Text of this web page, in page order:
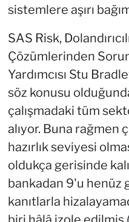
sistemlere aşırı
SAS Risk,
Çözümlerinden
Yardımcısı Stu
söz konusu
çalışmadaki tüm
alıyor. Buna rağmen
hazırlık seviyesi
oldukça gerisinde
bankadan 9'u henüz
kanıtlarla